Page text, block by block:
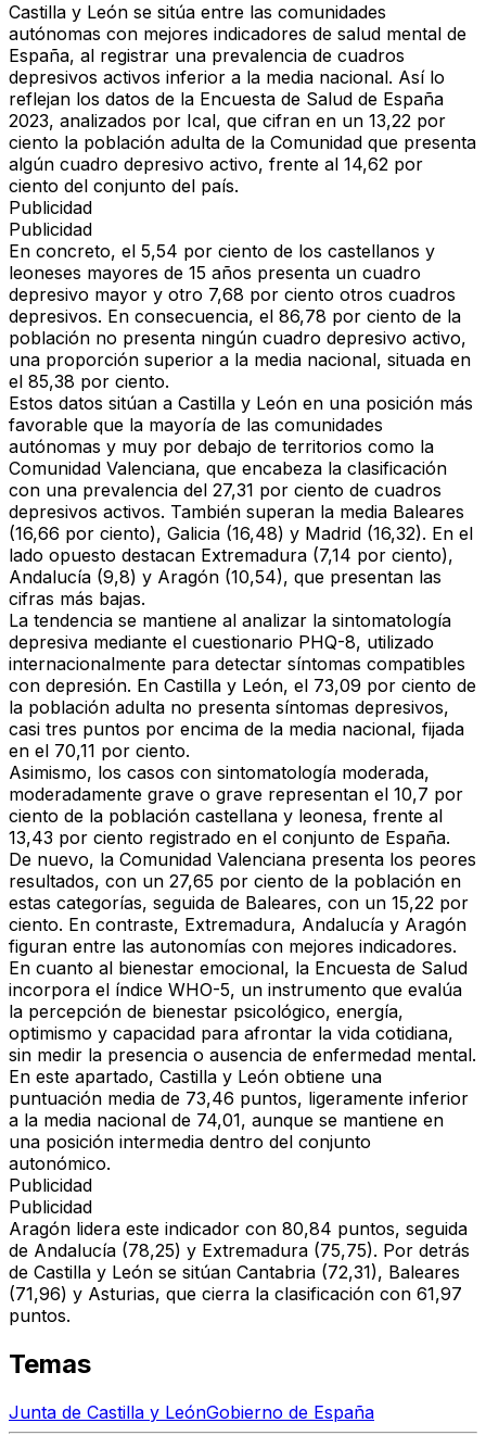
Castilla y León se sitúa entre las comunidades
autónomas con mejores indicadores de salud mental de
España, al registrar una prevalencia de cuadros
depresivos activos inferior a la media nacional. Así lo
reflejan los datos de la Encuesta de Salud de España
2023, analizados por Ical, que cifran en un 13,22 por
ciento la población adulta de la Comunidad que presenta
algún cuadro depresivo activo, frente al 14,62 por
ciento del conjunto del país.
Publicidad
Publicidad
En concreto, el 5,54 por ciento de los castellanos y
leoneses mayores de 15 años presenta un cuadro
depresivo mayor y otro 7,68 por ciento otros cuadros
depresivos. En consecuencia, el 86,78 por ciento de la
población no presenta ningún cuadro depresivo activo,
una proporción superior a la media nacional, situada en
el 85,38 por ciento.
Estos datos sitúan a Castilla y León en una posición más
favorable que la mayoría de las comunidades
autónomas y muy por debajo de territorios como la
Comunidad Valenciana, que encabeza la clasificación
con una prevalencia del 27,31 por ciento de cuadros
depresivos activos. También superan la media Baleares
(16,66 por ciento), Galicia (16,48) y Madrid (16,32). En el
lado opuesto destacan Extremadura (7,14 por ciento),
Andalucía (9,8) y Aragón (10,54), que presentan las
cifras más bajas.
La tendencia se mantiene al analizar la sintomatología
depresiva mediante el cuestionario PHQ-8, utilizado
internacionalmente para detectar síntomas compatibles
con depresión. En Castilla y León, el 73,09 por ciento de
la población adulta no presenta síntomas depresivos,
casi tres puntos por encima de la media nacional, fijada
en el 70,11 por ciento.
Asimismo, los casos con sintomatología moderada,
moderadamente grave o grave representan el 10,7 por
ciento de la población castellana y leonesa, frente al
13,43 por ciento registrado en el conjunto de España.
De nuevo, la Comunidad Valenciana presenta los peores
resultados, con un 27,65 por ciento de la población en
estas categorías, seguida de Baleares, con un 15,22 por
ciento. En contraste, Extremadura, Andalucía y Aragón
figuran entre las autonomías con mejores indicadores.
En cuanto al bienestar emocional, la Encuesta de Salud
incorpora el índice WHO-5, un instrumento que evalúa
la percepción de bienestar psicológico, energía,
optimismo y capacidad para afrontar la vida cotidiana,
sin medir la presencia o ausencia de enfermedad mental.
En este apartado, Castilla y León obtiene una
puntuación media de 73,46 puntos, ligeramente inferior
a la media nacional de 74,01, aunque se mantiene en
una posición intermedia dentro del conjunto
autonómico.
Publicidad
Publicidad
Aragón lidera este indicador con 80,84 puntos, seguida
de Andalucía (78,25) y Extremadura (75,75). Por detrás
de Castilla y León se sitúan Cantabria (72,31), Baleares
(71,96) y Asturias, que cierra la clasificación con 61,97
puntos.
Temas
Junta de Castilla y LeónGobierno de España